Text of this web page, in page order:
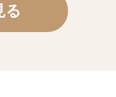
てく
おけ
した。
に良か
る